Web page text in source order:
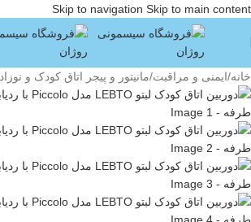
Skip to navigation Skip to main content
خانه/ایمنی و مراقبت/مانیتور و پیجر اتاق کودک و نوزاد